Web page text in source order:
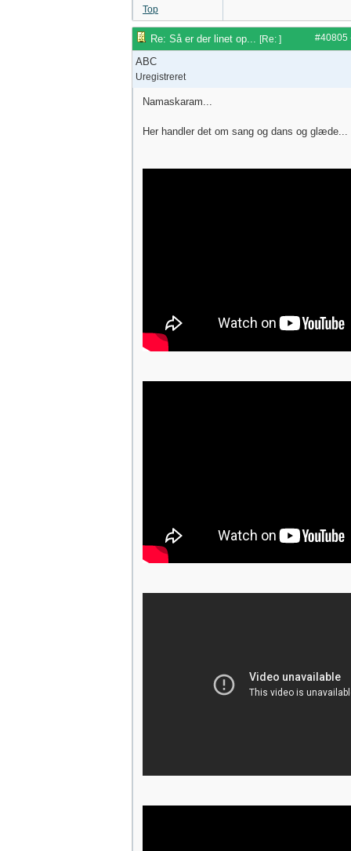
Top
#40805
Re: Så er der linet op... [Re: ]
ABC
Uregistreret
Namaskaram...
Her handler det om sang og dans og glæde...